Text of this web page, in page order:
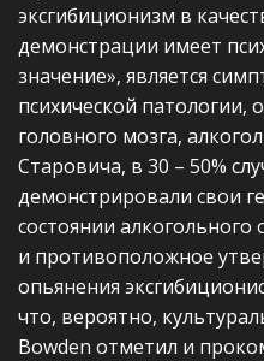
эксгибиционизм в
демонстрации имеет
значение», является
психической патологии,
головного мозга,
Старовича, в 30 – 50%
демонстрировали свои
состоянии алкогольного
и противоположное
опьянения
что, вероятно,
Bowden отметил и